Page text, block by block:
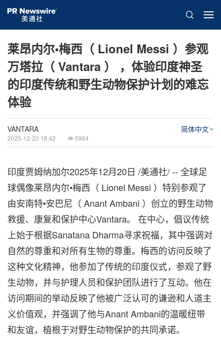
莱昂内尔•梅西（ Lionel Messi ）参观
万塔拉（ Vantara ） ，体验印度神圣
的印度传统和野生动物保护计划的难忘
体验
VANTARA
2025-12-20 18:42 5964
简体中文
印度贾姆纳加尔2025年12月20日 /美通社/ -- 全球足
球偶像莱昂内尔•梅西（ Lionel Messi ）特别参观了
由安南特•安巴尼（ Anant Ambani ）创立的野生动物
救援、康复和保护中心Vantara。 在中心，倡议传统
上始于根据Sanatana Dharma寻求祝福，其中强调对
自然的尊重和对所有生物的尊重。梅西的访问反映了
这种文化精神，他参加了传统的印度仪式， 参观了野
生动物，并与护理人员和保护团队进行了互动。他在
访问期间的举动反映了他被广泛认可的谦逊和人道主
义价值观，并强调了他与Anant Ambani的温暖纽带
和友谊，植根于对野生动物保护的共同承诺。